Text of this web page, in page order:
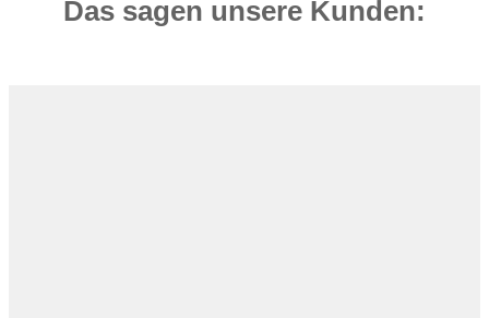
Das sagen unsere Kunden: